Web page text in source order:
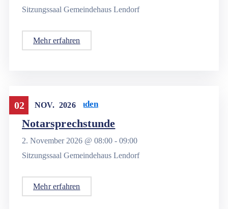
Sitzungssaal Gemeindehaus Lendorf
Mehr erfahren
02 NOV. 2026
Notarsprechstunden
Notarsprechstunde
2. November 2026 @ 08:00 - 09:00
Sitzungssaal Gemeindehaus Lendorf
Mehr erfahren